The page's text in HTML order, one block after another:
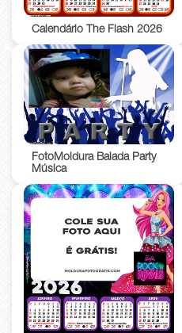
Calendário The Flash 2026
FotoMoldura Balada Party
Música